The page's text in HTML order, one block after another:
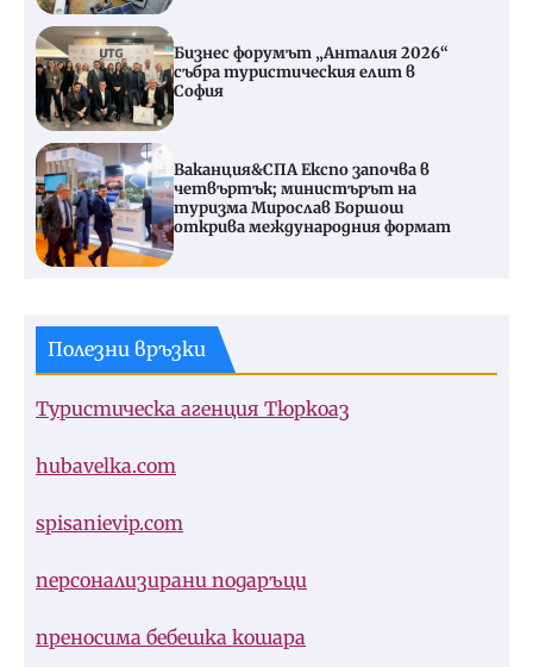
Бизнес форумът „Анталия 2026“
събра туристическия елит в
София
Ваканция&СПА Експо започва в
четвъртък; министърът на
туризма Мирослав Боршош
открива международния формат
Полезни връзки
Туристическа агенция Тюркоаз
hubavelka.com
spisanievip.com
персонализирани подаръци
преносима бебешка кошара